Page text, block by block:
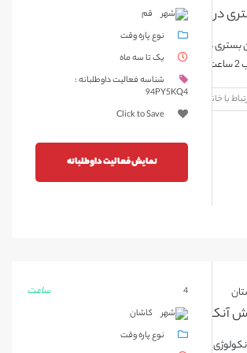
بستری در بخش آنکولوژی بیمارستان حضرت معصومه قم،
با خانواده بیمار
قم
نوع پاره وقت
یک تا سه ماه
شناسه فعالیت داوطلبانه :
94PY5KQ4
Click to Save
نمایش فعالیت داوطلبانه
آنکولوژی شهید بهشتی کاشان
ساعت
4
کاشان
نوع پاره وقت